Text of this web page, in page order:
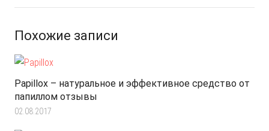
Похожие записи
Papillox – натуральное и эффективное средство от
папиллом отзывы
02.08.2017